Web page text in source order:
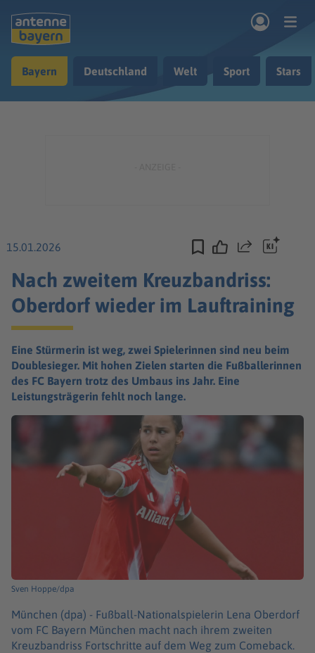
Musik & Radio
Bayern Deutschland Welt Sport Stars
15.01.2026 Teilen
Nach zweitem Kreuzbandriss:
Oberdorf wieder im Lauftraining
Eine Stürmerin ist weg, zwei Spielerinnen sind neu beim
Doublesieger. Mit hohen Zielen starten die Fußballerinnen
des FC Bayern trotz des Umbaus ins Jahr. Eine
Leistungsträgerin fehlt noch lange.
Sven Hoppe/dpa
München (dpa) - Fußball-Nationalspielerin Lena Oberdorf
vom FC Bayern München macht nach ihrem zweiten
Kreuzbandriss Fortschritte auf dem Weg zum Comeback.